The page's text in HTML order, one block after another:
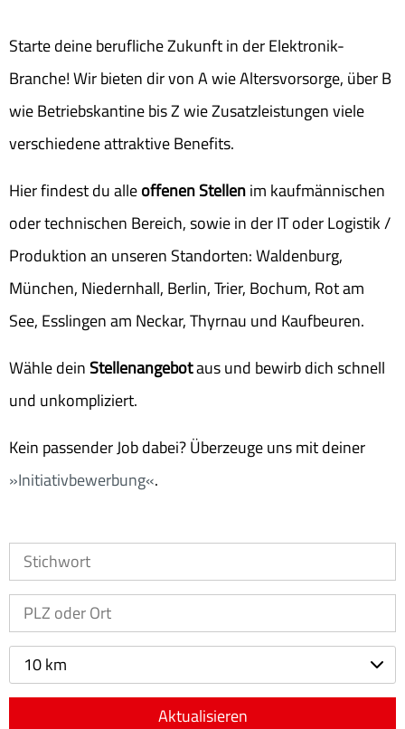
Starte deine berufliche Zukunft in der Elektronik-
Branche! Wir bieten dir von A wie Altersvorsorge, über B
wie Betriebskantine bis Z wie Zusatzleistungen viele
verschiedene attraktive Benefits.
Hier findest du alleoffenen Stellenim kaufmännischen
oder technischen Bereich, sowie in der IT oder Logistik /
Produktion an unseren Standorten: Waldenburg,
München, Niedernhall, Berlin, Trier, Bochum, Rot am
See, Esslingen am Neckar, Thyrnau und Kaufbeuren.
Wähle deinStellenangebotaus und bewirb dich schnell
und unkompliziert.
Kein passender Job dabei? Überzeuge uns mit deiner
Initiativbewerbung .
10 km
Aktualisieren